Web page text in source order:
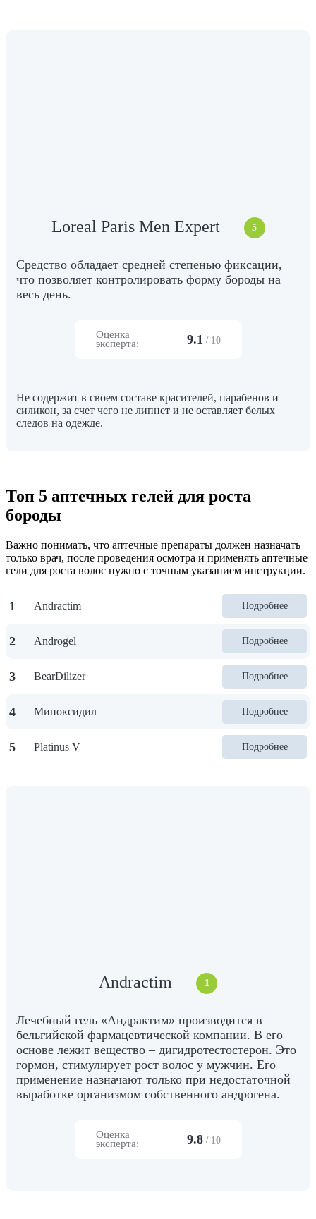
Loreal Paris Men Expert 5
Средство обладает средней степенью фиксации,
что позволяет контролировать форму бороды на
весь день.
Оценка
эксперта:
9.1 / 10
Не содержит в своем составе красителей, парабенов и
силикон, за счет чего не липнет и не оставляет белых
следов на одежде.
Топ 5 аптечных гелей для роста
бороды
Важно понимать, что аптечные препараты должен назначать
только врач, после проведения осмотра и применять аптечные
гели для роста волос нужно с точным указанием инструкции.
1 Andractim Подробнее
2 Androgel Подробнее
3 BearDilizer Подробнее
4 Миноксидил Подробнее
5 Platinus V Подробнее
Andractim 1
Лечебный гель «Андрактим» производится в
бельгийской фармацевтической компании. В его
основе лежит вещество – дигидротестостерон. Это
гормон, стимулирует рост волос у мужчин. Его
применение назначают только при недостаточной
выработке организмом собственного андрогена.
Оценка
эксперта:
9.8 / 10